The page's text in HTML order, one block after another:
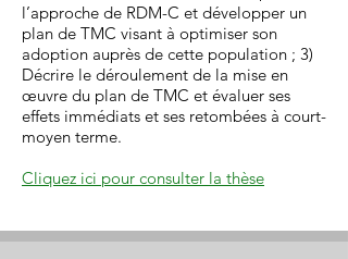
l’approche de RDM-C et développer un
plan de TMC visant à optimiser son
adoption auprès de cette population ; 3)
Décrire le déroulement de la mise en
œuvre du plan de TMC et évaluer ses
effets immédiats et ses retombées à court-
moyen terme.
Cliquez ici pour consulter la thèse